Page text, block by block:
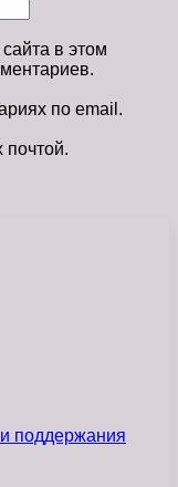
в этом
по email.
почтой.
поддержания